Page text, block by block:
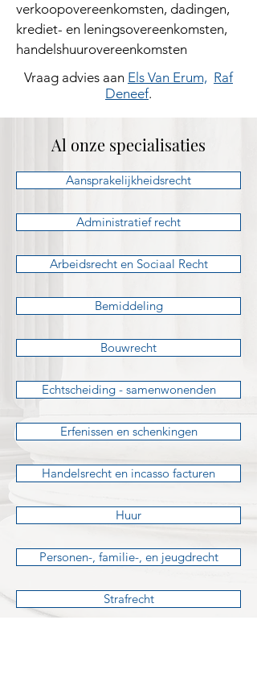
verkoopovereenkomsten, dadingen,
krediet- en leningsovereenkomsten,
handelshuurovereenkomsten
Vraag advies aan Els Van Erum, Raf
Deneef.
Al onze specialisaties
Aansprakelijkheidsrecht
Administratief recht
Arbeidsrecht en Sociaal Recht
Bemiddeling
Bouwrecht
Echtscheiding - samenwonenden
Erfenissen en schenkingen
Handelsrecht en incasso facturen
Huur
Personen-, familie-, en jeugdrecht
Strafrecht